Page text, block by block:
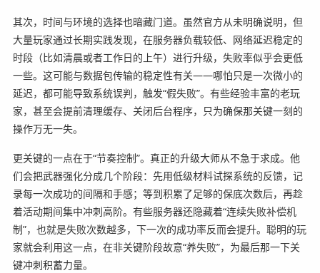
其次，时间与环境的选择也暗藏门道。虽然官方从未明确说明，但
大量玩家通过长期实践发现，在服务器负载较低、网络延迟稳定的
时段（比如清晨或者工作日的上午）进行升级，失败率似乎会更低
一些。这可能与数据包传输的稳定性有关——哪怕只是一次微小的
延迟，都可能导致系统误判，触发“假失败”。有些经验丰富的老玩
家，甚至会提前清理缓存、关闭后台程序，只为确保那关键一刻的
操作万无一失。
更关键的一点在于“节奏控制”。真正的升级大师从不急于求成。他
们会把武器强化分成几个阶段：先用低级材料试探系统的反馈，记
录每一次成功的间隔和手感；等到积累了足够的保底次数后，再趁
着活动期间集中冲刺高阶。有些服务器还隐藏着“连续失败补偿机
制”，也就是失败次数越多，下一次的成功率反而会提升。聪明的玩
家就会利用这一点，在非关键阶段故意“养失败”，为最后那一下关
键冲刺积蓄力量。